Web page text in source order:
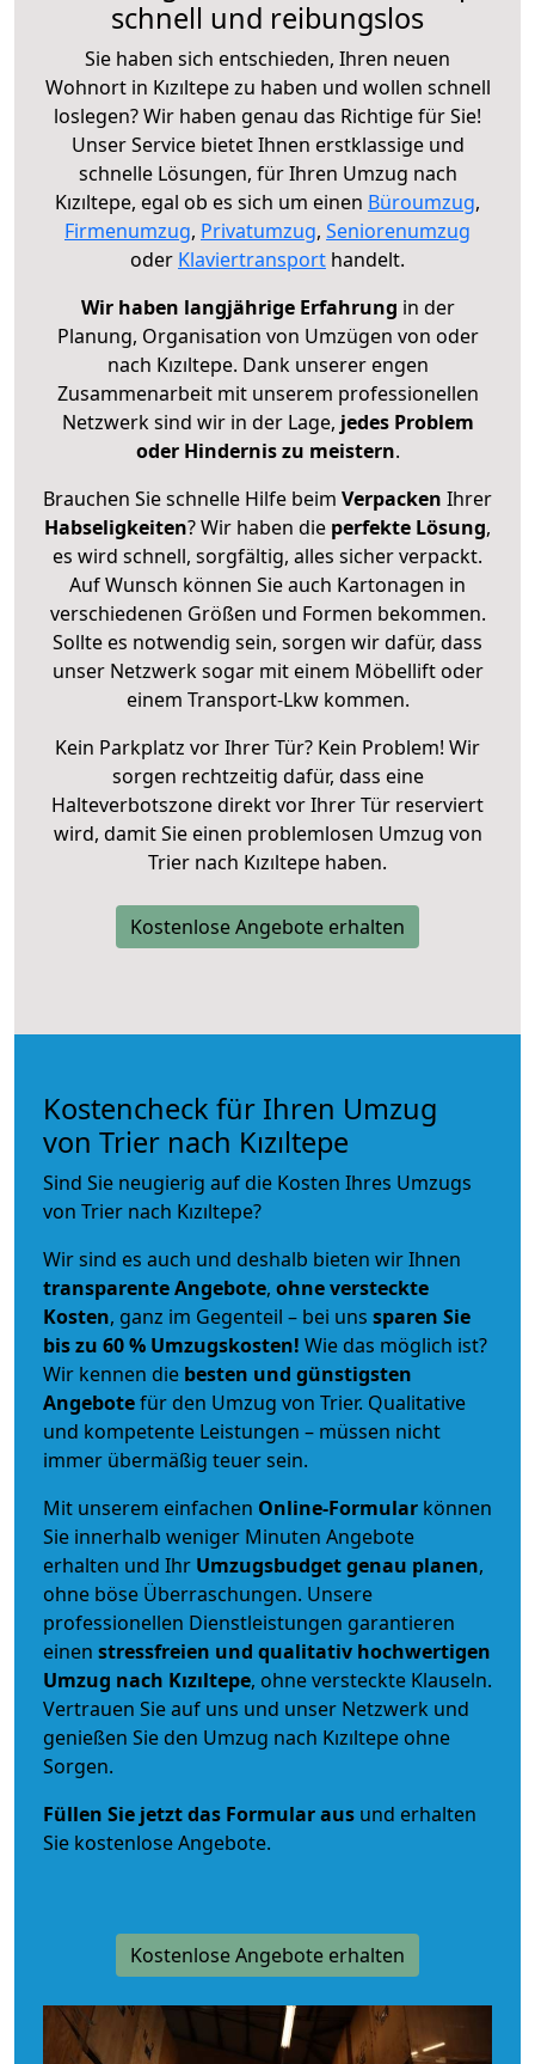
schnell und reibungslos
Sie haben sich entschieden, Ihren neuen
Wohnort in Kızıltepe zu haben und wollen schnell
loslegen? Wir haben genau das Richtige für Sie!
Unser Service bietet Ihnen erstklassige und
schnelle Lösungen, für Ihren Umzug nach
Kızıltepe, egal ob es sich um einen Büroumzug,
Firmenumzug, Privatumzug, Seniorenumzug
oder Klaviertransport handelt.
Wir haben langjährige Erfahrung in der
Planung, Organisation von Umzügen von oder
nach Kızıltepe. Dank unserer engen
Zusammenarbeit mit unserem professionellen
Netzwerk sind wir in der Lage, jedes Problem
oder Hindernis zu meistern.
Brauchen Sie schnelle Hilfe beim Verpacken Ihrer
Habseligkeiten? Wir haben die perfekte Lösung,
es wird schnell, sorgfältig, alles sicher verpackt.
Auf Wunsch können Sie auch Kartonagen in
verschiedenen Größen und Formen bekommen.
Sollte es notwendig sein, sorgen wir dafür, dass
unser Netzwerk sogar mit einem Möbellift oder
einem Transport-Lkw kommen.
Kein Parkplatz vor Ihrer Tür? Kein Problem! Wir
sorgen rechtzeitig dafür, dass eine
Halteverbotszone direkt vor Ihrer Tür reserviert
wird, damit Sie einen problemlosen Umzug von
Trier nach Kızıltepe haben.
Kostenlose Angebote erhalten
Kostencheck für Ihren Umzug
von Trier nach Kızıltepe
Sind Sie neugierig auf die Kosten Ihres Umzugs
von Trier nach Kızıltepe?
Wir sind es auch und deshalb bieten wir Ihnen
transparente Angebote, ohne versteckte
Kosten, ganz im Gegenteil – bei uns sparen Sie
bis zu 60 % Umzugskosten! Wie das möglich ist?
Wir kennen die besten und günstigsten
Angebotefür den Umzug von Trier. Qualitative
und kompetente Leistungen – müssen nicht
immer übermäßig teuer sein.
Mit unserem einfachen Online-Formular können
Sie innerhalb weniger Minuten Angebote
erhalten und Ihr Umzugsbudgetgenau planen,
ohne böse Überraschungen. Unsere
professionellen Dienstleistungen garantieren
einen stressfreien und qualitativ hochwertigen
Umzug nach Kızıltepe, ohne versteckte Klauseln.
Vertrauen Sie auf uns und unser Netzwerk und
genießen Sie den Umzug nach Kızıltepe ohne
Sorgen.
Füllen Sie jetzt das Formular aus und erhalten
Sie kostenlose Angebote.
Kostenlose Angebote erhalten